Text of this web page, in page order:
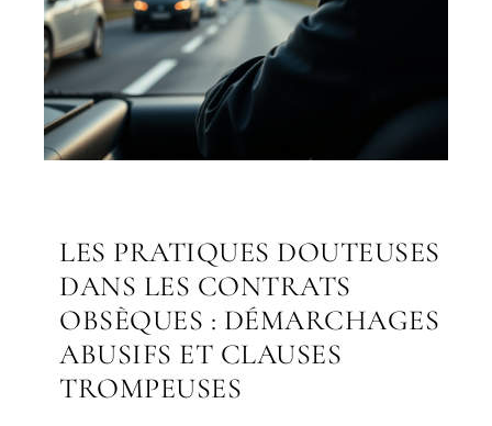
LES PRATIQUES DOUTEUSES
DANS LES CONTRATS
OBSÈQUES : DÉMARCHAGES
ABUSIFS ET CLAUSES
TROMPEUSES